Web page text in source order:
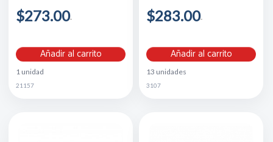
$273.00
Añadir al carrito
1 unidad
21157
$283.00
Añadir al carrito
13 unidades
3107